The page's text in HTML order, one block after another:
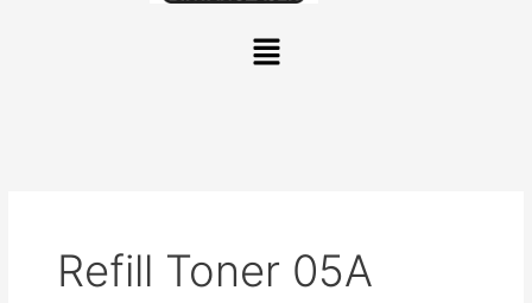
Menu
Refill Toner 05A